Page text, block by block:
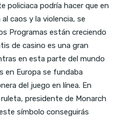
policiaca podría hacer que en
caos y la violencia, se
Programas están creciendo
de casino es una gran
en esta parte del mundo
en Europa se fundaba
del juego en línea. En
presidente de Monarch
símbolo conseguirás